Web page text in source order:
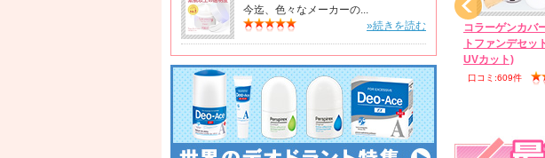
今迄、色々なメーカーの...
»続きを読む
コラーゲン目袋ローリン
グセラム(2個セット)
152号限定!スーパー若返
りセット
コラーゲンカバ
トファンデセッ
UVカット)
口コミ:609件